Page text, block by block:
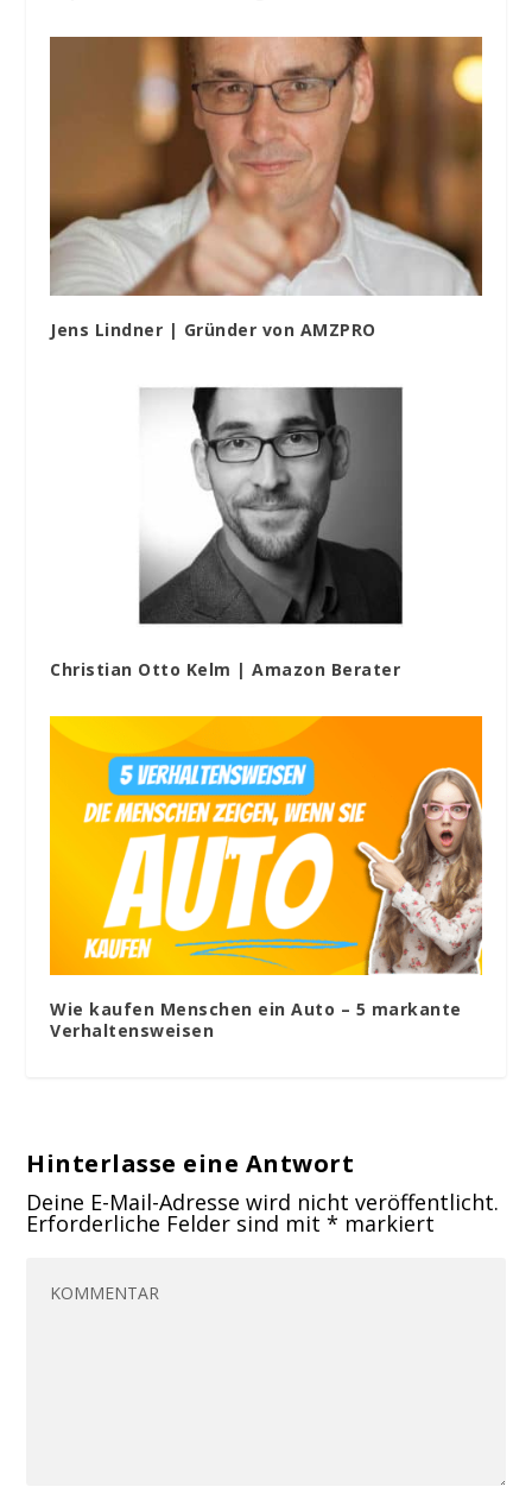
Jens Lindner | Gründer von AMZPRO
Christian Otto Kelm | Amazon Berater
Wie kaufen Menschen ein Auto – 5 markante
Verhaltensweisen
Hinterlasse eine Antwort
Deine E-Mail-Adresse wird nicht veröffentlicht.
Erforderliche Felder sind mit* markiert